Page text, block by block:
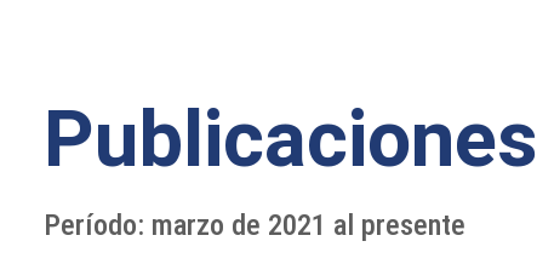
Publicaciones
Período: marzo de 2021 al presente